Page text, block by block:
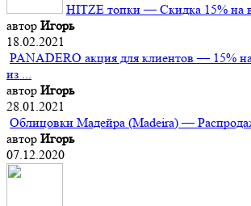
HITZE топки — Скидка 15% на
автор Игорь
18.02.2021
PANADERO акция для клиентов — 15% на
из ...
автор Игорь
28.01.2021
Облицовки Мадейра (Мadeira) —
автор Игорь
07.12.2020